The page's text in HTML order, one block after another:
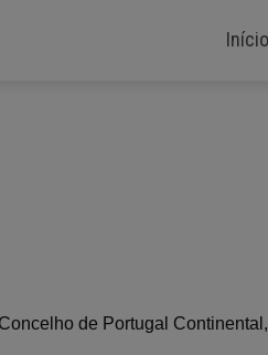
Início
de Portugal